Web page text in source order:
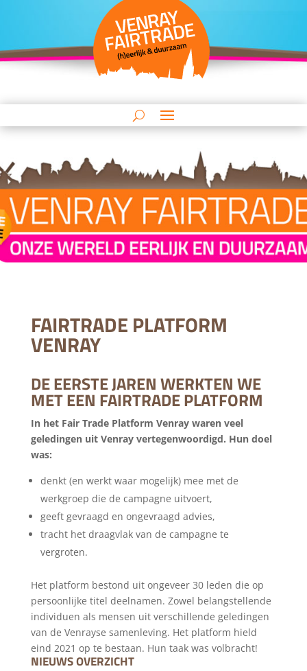
FAIRTRADE PLATFORM
VENRAY
DE EERSTE JAREN WERKTEN WE
MET EEN FAIRTRADE PLATFORM
In het Fair Trade Platform Venray waren veel
geledingen uit Venray vertegenwoordigd. Hun doel
was:
denkt (en werkt waar mogelijk) mee met de
werkgroep die de campagne uitvoert,
geeft gevraagd en ongevraagd advies,
tracht het draagvlak van de campagne te
vergroten.
Het platform bestond uit ongeveer 30 leden die op
persoonlijke titel deelnamen. Zowel belangstellende
individuen als mensen uit verschillende geledingen
van de Venrayse samenleving. Het platform hield
eind 2021 op te bestaan. Hun taak was volbracht!
NIEUWS OVERZICHT